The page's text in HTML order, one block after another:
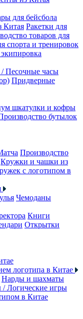
для бейсбола
Китая Ракетки для
товаров для
спорта и тренировок
Песочные часы
Придверные
шкатулки и кофры
бутылок
Производство
Кружки и чашки из
с логотипом в
Чемоданы
Книги
Открытки
логотипа в Китае
Нарды и шахматы
Логические игры
в Китае